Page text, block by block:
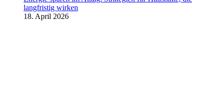
langfristig wirken
18. April 2026